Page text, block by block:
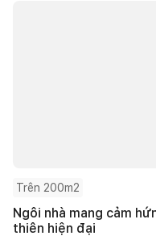
Trên 200m2
Ngôi nhà mang cảm
thiên hiện đại